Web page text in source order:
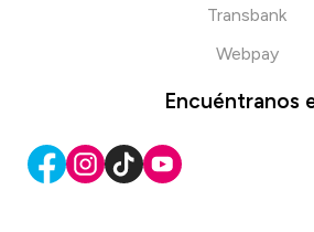
Transbank
Webpay
Encuéntranos